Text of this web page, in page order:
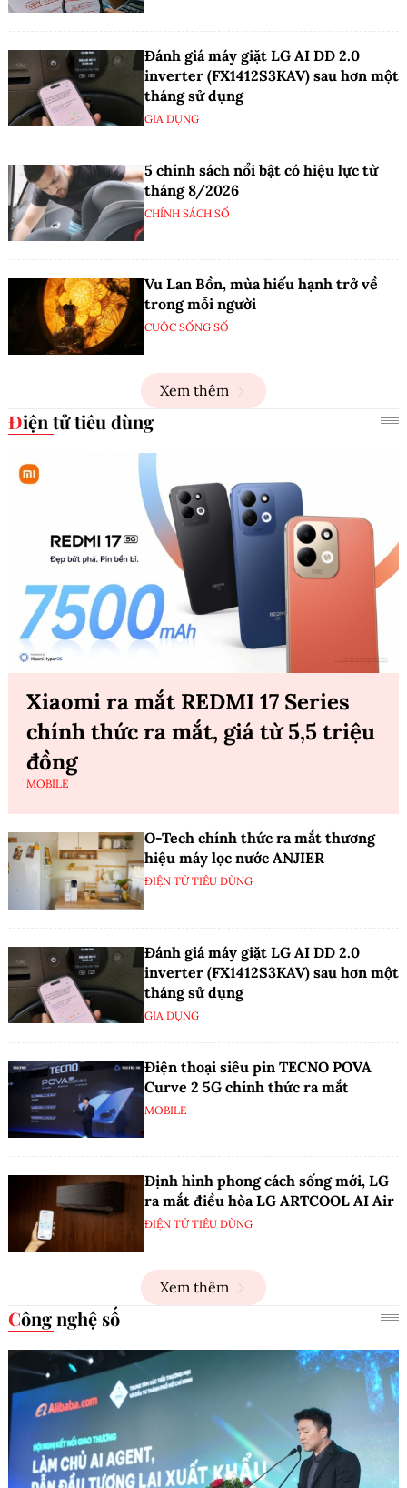
Đánh giá máy giặt LG AI DD 2.0
inverter (FX1412S3KAV) sau hơn một
tháng sử dụng
GIA DỤNG
5 chính sách nổi bật có hiệu lực từ
tháng 8/2026
CHÍNH SÁCH SỐ
Vu Lan Bồn, mùa hiếu hạnh trở về
trong mỗi người
CUỘC SỐNG SỐ
Xem thêm
Điện tử tiêu dùng
Xiaomi ra mắt REDMI 17 Series
chính thức ra mắt, giá từ 5,5 triệu
đồng
MOBILE
O-Tech chính thức ra mắt thương
hiệu máy lọc nước ANJIER
ĐIỆN TỬ TIÊU DÙNG
Đánh giá máy giặt LG AI DD 2.0
inverter (FX1412S3KAV) sau hơn một
tháng sử dụng
GIA DỤNG
Điện thoại siêu pin TECNO POVA
Curve 2 5G chính thức ra mắt
MOBILE
Định hình phong cách sống mới, LG
ra mắt điều hòa LG ARTCOOL AI Air
ĐIỆN TỬ TIÊU DÙNG
Xem thêm
Công nghệ số